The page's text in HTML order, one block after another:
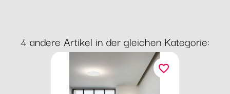
4 andere Artikel in der gleichen Kategorie:
favorite_border